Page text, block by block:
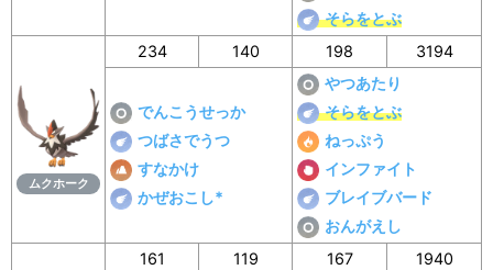
そらをとぶ
ムクホーク
234 140 198 3194
でんこうせっか
つばさでうつ
すなかけ
かぜおこし*
やつあたり
そらをとぶ
ねっぷう
インファイト
ブレイブバード
おんがえし
161 119 167 1940